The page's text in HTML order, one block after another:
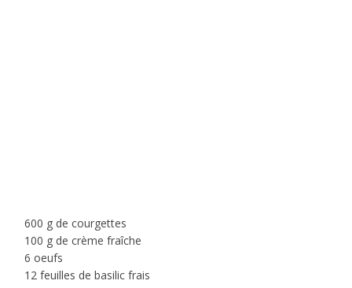
600 g de courgettes
100 g de crème fraîche
6 oeufs
12 feuilles de basilic frais